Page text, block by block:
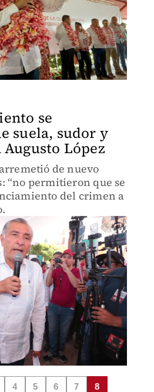
se
suela, sudor y
López
de nuevo
“no permitieron que se
del crimen a
4 5 6 7 8